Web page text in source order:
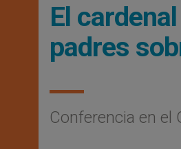
El
padres
Conferencia en el